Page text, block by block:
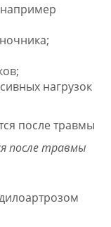
нагрузок
после травмы